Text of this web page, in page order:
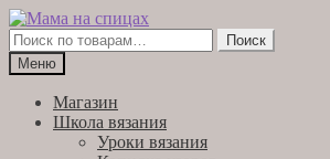
Перейти
к
навигации
Перейти
к
содержимому
Искать:
Поиск
Меню
Магазин
Школа вязания
Уроки вязания